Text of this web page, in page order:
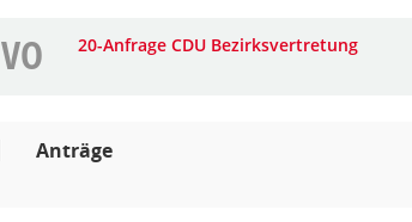
VO 20-Anfrage CDU Bezirksvertretung
Anträge